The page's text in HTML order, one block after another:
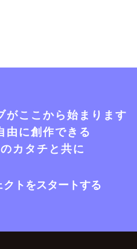
がここから始まります
由に創作できる
カタチと共に
トをスタートする